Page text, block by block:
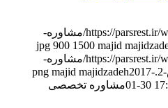
https://parsrest.ir/wp-content/uploads/2016/05/مشاوره-
900 1500 majid
https://parsrest.ir/wp-content/uploads/2026/07/مشاوره-
majid majidzadeh
01-مشاوره تخصصی